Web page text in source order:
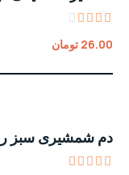
3.00
of 5
26.00 تومان
دم شمشیری سبز